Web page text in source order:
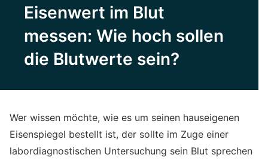
Eisenwert im Blut
messen: Wie hoch sollen
die Blutwerte sein?
Wer wissen möchte, wie es um seinen hauseigenen
Eisenspiegel bestellt ist, der sollte im Zuge einer
labordiagnostischen Untersuchung sein Blut sprechen